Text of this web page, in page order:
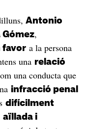
Antonio
Gómez,
favora la persona
una relació
una conducta que
infracció penal
difícilment
aïllada i